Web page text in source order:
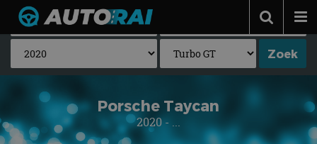
Autonieuws
Podcast
Autotests
Automerken
Porsche Taycan
2020 - ...